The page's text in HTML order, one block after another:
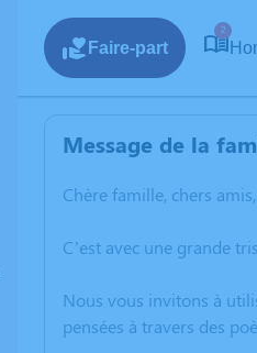
Faire-part
2
Message de la
Chère famille, chers amis,
C’est avec une grande
Nous vous invitons à
pensées à travers des